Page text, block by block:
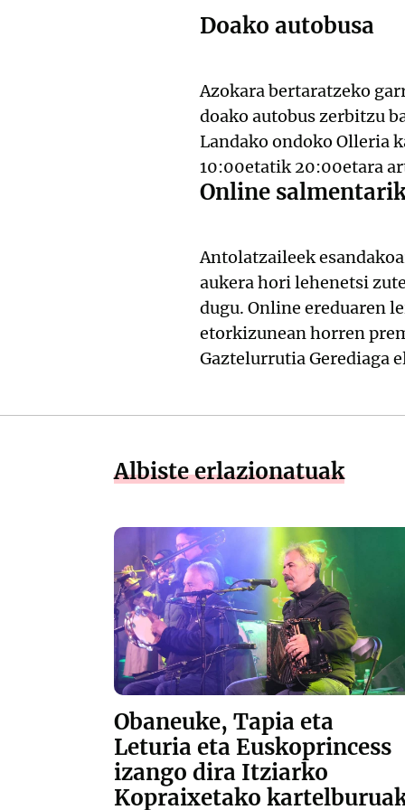
Doako autobusa
Azokara bertaratzeko
doako autobus zerbitzu
Landako ondoko Olleria
10:00etatik 20:00etara
Online
Antolatzaileek
aukera hori lehenetsi
dugu. Online ereduaren
etorkizunean horren
Gaztelurrutia Gerediaga
Albiste erlazionatuak
Obaneuke, Tapia eta
Leturia eta Euskoprincess
izango dira Itziarko
Kopraixetako